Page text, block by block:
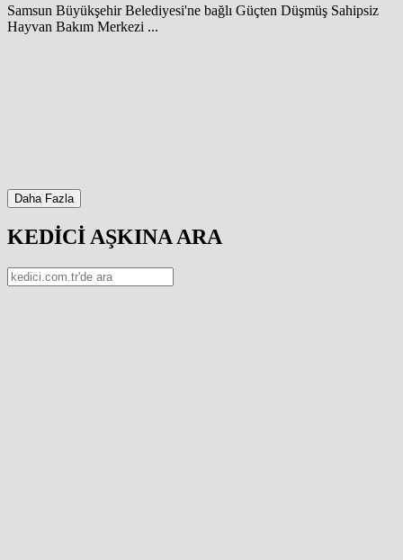
Samsun Büyükşehir Belediyesi'ne bağlı Güçten Düşmüş Sahipsiz
Hayvan Bakım Merkezi ...
Daha Fazla
KEDİCİ AŞKINA ARA